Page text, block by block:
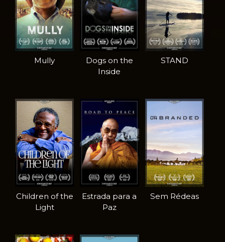
Mully
Dogs on the
Inside
STAND
Children of the
Light
Estrada para a
Paz
Sem Rédeas